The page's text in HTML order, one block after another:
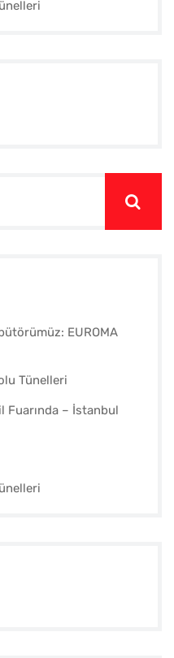
EUROMA
Tünelleri
Fuarında – İstanbul